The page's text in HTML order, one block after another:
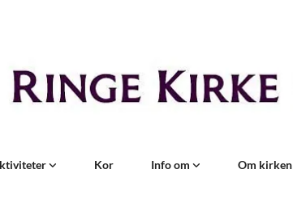
Kor Info om Om kirken